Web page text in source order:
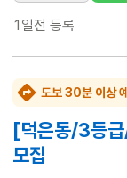
1일전 등록
도보 30분 이상
[덕은동/3등
모집